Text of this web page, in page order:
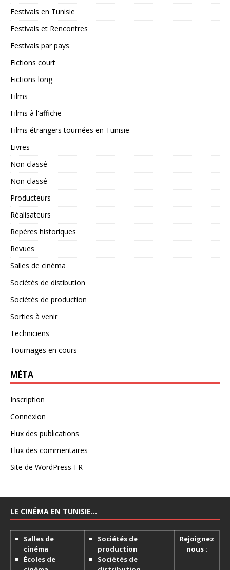
Festivals en Tunisie
Festivals et Rencontres
Festivals par pays
Fictions court
Fictions long
Films
Films à l'affiche
Films étrangers tournées en Tunisie
Livres
Non classé
Non classé
Producteurs
Réalisateurs
Repères historiques
Revues
Salles de cinéma
Sociétés de distibution
Sociétés de production
Sorties à venir
Techniciens
Tournages en cours
MÉTA
Inscription
Connexion
Flux des publications
Flux des commentaires
Site de WordPress-FR
LE CINÉMA EN TUNISIE…
Salles de
cinéma
Écoles de
Sociétés de
production
Sociétés de
Rejoignez
nous :